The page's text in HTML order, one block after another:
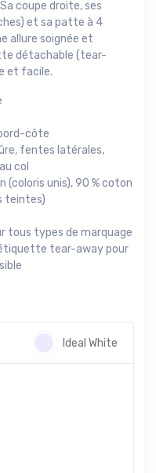
coupe droite, ses
et sa patte à 4
allure soignée et
détachable (tear-
et facile.
côte
fentes latérales,
col
(coloris unis), 90 % coton
teintes)
tous types de marquage
étiquette tear-away pour
Ideal White